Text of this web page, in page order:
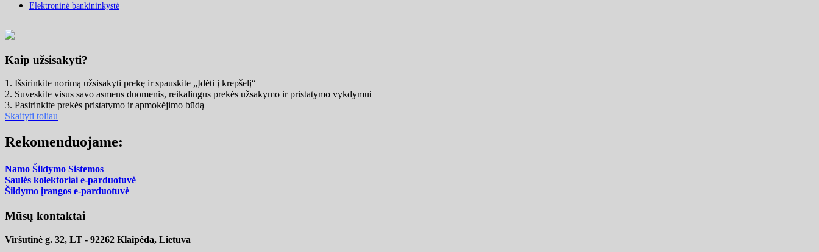
Elektroninė bankininkystė
Kaip užsisakyti?
1. Išsirinkite norimą užsisakyti prekę ir spauskite „Įdėti į krepšelį“
2. Suveskite visus savo asmens duomenis, reikalingus prekės užsakymo ir pristatymo vykdymui
3. Pasirinkite prekės pristatymo ir apmokėjimo būdą
Skaityti toliau
Rekomenduojame:
Namo Šildymo Sistemos
Saulės kolektoriai e-parduotuvė
Šildymo įrangos e-parduotuvė
Mūsų kontaktai
Viršutinė g. 32, LT - 92262 Klaipėda, Lietuva